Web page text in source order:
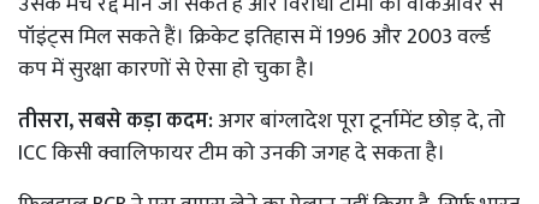
पॉइंट्स मिल सकते हैं। क्रिकेट इतिहास में 1996 और 2003 वर्ल्ड
कप में सुरक्षा कारणों से ऐसा हो चुका है।
तीसरा, सबसे कड़ा कदम:अगर बांग्लादेश पूरा टूर्नामेंट छोड़ दे, तो
ICC किसी क्वालिफायर टीम को उनकी जगह दे सकता है।